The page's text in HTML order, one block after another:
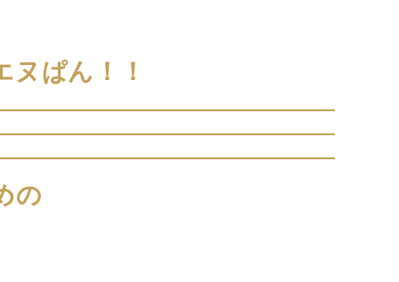
ヌぱん！！
の